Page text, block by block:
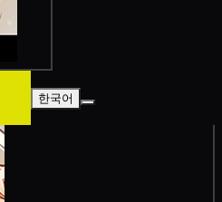
한국어